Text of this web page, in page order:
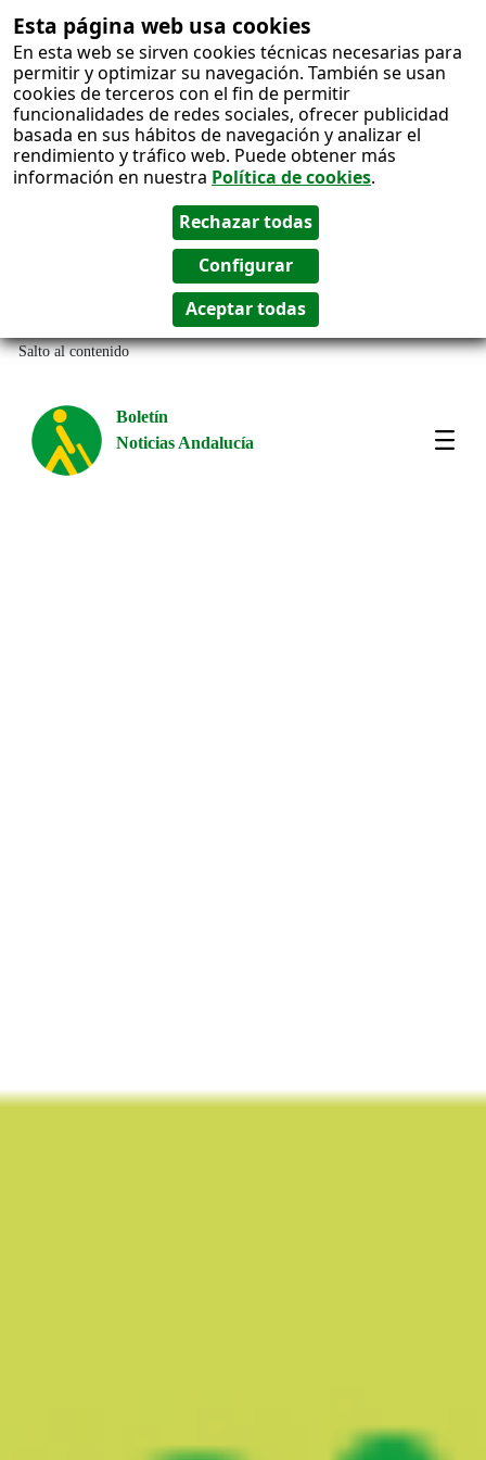
Esta página web usa cookies
En esta web se sirven cookies técnicas necesarias para
permitir y optimizar su navegación. También se usan
cookies de terceros con el fin de permitir
funcionalidades de redes sociales, ofrecer publicidad
basada en sus hábitos de navegación y analizar el
rendimiento y tráfico web. Puede obtener más
información en nuestra Política de cookies.
Salto al contenido
Boletín
Noticias Andalucía